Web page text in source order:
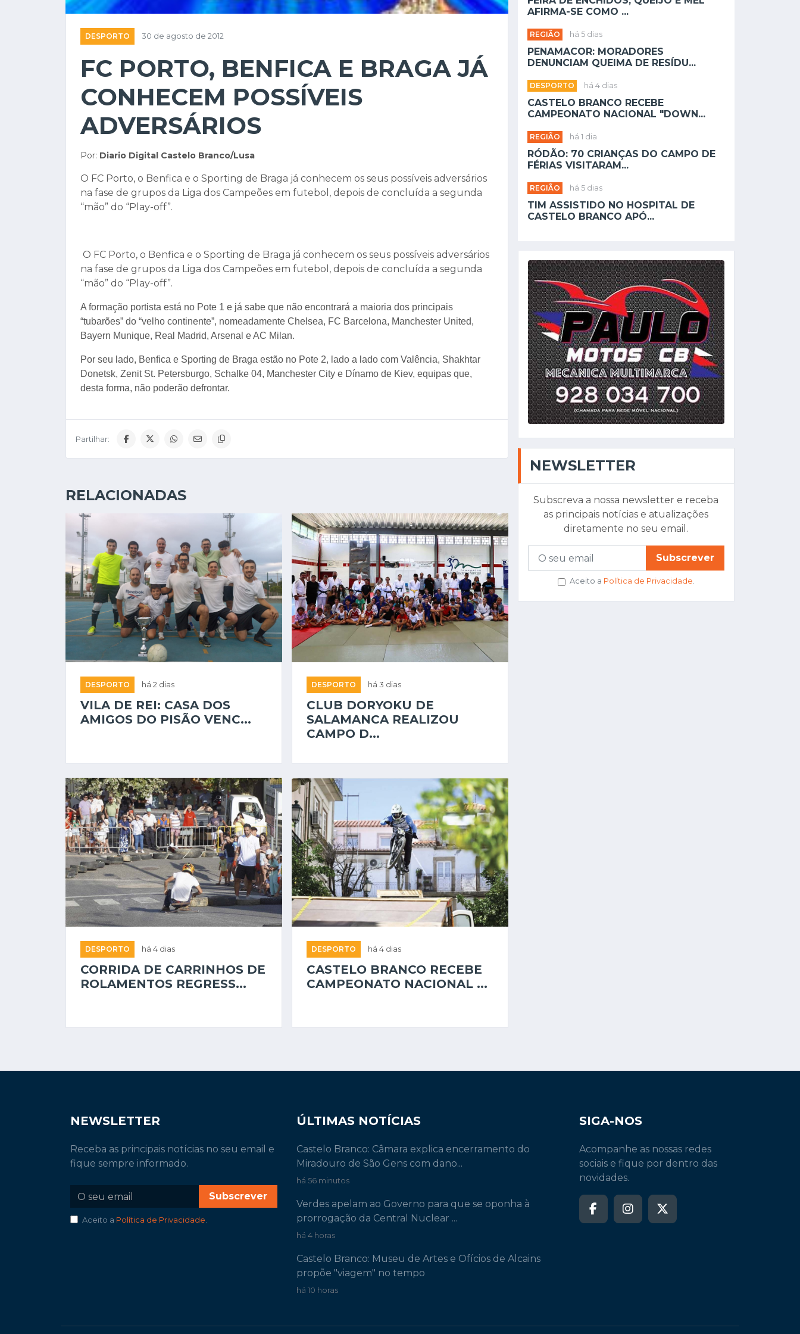
DESPORTO 30 de agosto de 2012
FC PORTO, BENFICA E BRAGA JÁ
CONHECEM POSSÍVEIS
ADVERSÁRIOS
Por: Diario Digital Castelo Branco/Lusa
O FC Porto, o Benfica e o Sporting de Braga já conhecem os seus possíveis adversários
na fase de grupos da Liga dos Campeões em futebol, depois de concluída a segunda
“mão” do “Play-off”.
O FC Porto, o Benfica e o Sporting de Braga já conhecem os seus possíveis adversários
na fase de grupos da Liga dos Campeões em futebol, depois de concluída a segunda
“mão” do “Play-off”.
A formação portista está no Pote 1 e já sabe que não encontrará a maioria dos principais
“tubarões” do “velho continente”, nomeadamente Chelsea, FC Barcelona, Manchester United,
Bayern Munique, Real Madrid, Arsenal e AC Milan.
Por seu lado, Benfica e Sporting de Braga estão no Pote 2, lado a lado com Valência, Shakhtar
Donetsk, Zenit St. Petersburgo, Schalke 04, Manchester City e Dínamo de Kiev, equipas que,
desta forma, não poderão defrontar.
Partilhar:
RELACIONADAS
DESPORTO há 2 dias
VILA DE REI: CASA DOS
AMIGOS DO PISÃO VENC...
DESPORTO há 3 dias
CLUB DORYOKU DE
SALAMANCA REALIZOU
CAMPO D...
DESPORTO há 4 dias
CORRIDA DE CARRINHOS DE
ROLAMENTOS REGRESS...
DESPORTO há 4 dias
CASTELO BRANCO RECEBE
CAMPEONATO NACIONAL ...
AFIRMA-SE COMO ...
REGIÃO há 5 dias
PENAMACOR: MORADORES
DENUNCIAM QUEIMA DE RESÍDU...
DESPORTO há 4 dias
CASTELO BRANCO RECEBE
CAMPEONATO NACIONAL "DOWN...
REGIÃO há 1 dia
RÓDÃO: 70 CRIANÇAS DO CAMPO DE
FÉRIAS VISITARAM...
REGIÃO há 5 dias
TIM ASSISTIDO NO HOSPITAL DE
CASTELO BRANCO APÓ...
NEWSLETTER
Subscreva a nossa newsletter e receba
as principais notícias e atualizações
diretamente no seu email.
Subscrever
Aceito a Política de Privacidade.
NEWSLETTER
Receba as principais notícias no seu email e
fique sempre informado.
Subscrever
Aceito a Política de Privacidade.
ÚLTIMAS NOTÍCIAS
Castelo Branco: Câmara explica encerramento do
Miradouro de São Gens com dano...
há 56 minutos
Verdes apelam ao Governo para que se oponha à
prorrogação da Central Nuclear ...
há 4 horas
Castelo Branco: Museu de Artes e Ofícios de Alcains
propõe "viagem" no tempo
há 10 horas
SIGA-NOS
Acompanhe as nossas redes
sociais e fique por dentro das
novidades.